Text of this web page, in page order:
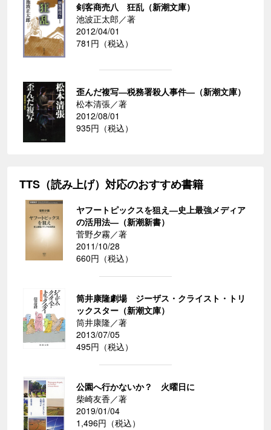
剣客商売八 狂乱（新潮文庫）
池波正太郎／著
2012/04/01
781円（税込）
歪んだ複写―税務署殺人事件―（新潮文庫）
松本清張／著
2012/08/01
935円（税込）
TTS（読み上げ）対応のおすすめ書籍
ヤフートピックスを狙え―史上最強メディア
の活用法―（新潮新書）
菅野夕霧／著
2011/10/28
660円（税込）
筒井康隆劇場 ジーザス・クライスト・トリ
ックスター（新潮文庫）
筒井康隆／著
2013/07/05
495円（税込）
公園へ行かないか？ 火曜日に
柴崎友香／著
2019/01/04
1,496円（税込）